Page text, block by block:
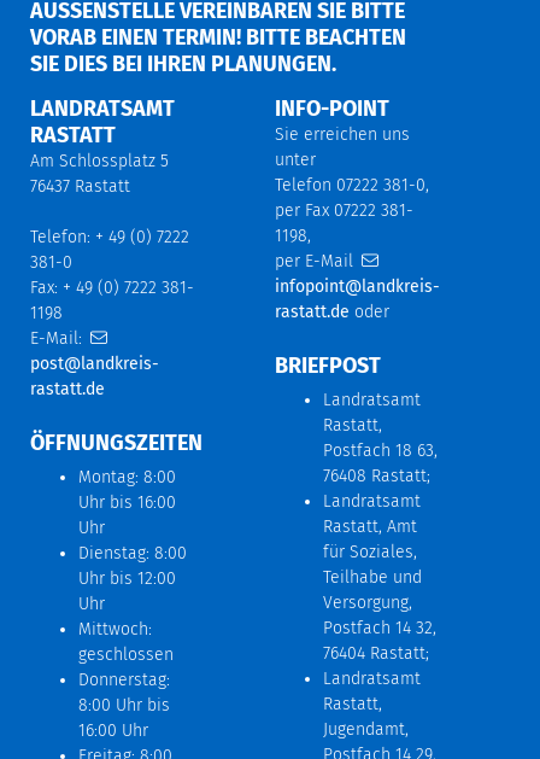
AUSSENSTELLE VEREINBAREN SIE BITTE V
ORAB EINEN TERMIN! BITTE BEACHTEN S
IE DIES BEI IHREN PLANUNGEN.
LANDRATSAMT
RASTATT
Am Schlossplatz 5
76437 Rastatt
Telefon: + 49 (0) 7222
381-0
Fax: + 49 (0) 7222 381-
1198
E-Mail:
post@landkreis-
rastatt.de
ÖFFNUNGSZEITEN
Montag: 8:00
Uhr bis 16:00
Uhr
Dienstag: 8:00
Uhr bis 12:00
Uhr
Mittwoch:
geschlossen
Donnerstag:
8:00 Uhr bis
16:00 Uhr
INFO-POINT
Sie erreichen uns
unter
Telefon 07222 381-0,
per Fax 07222 381-
1198,
per E-Mail
infopoint@landkreis-
rastatt.de oder
BRIEFPOST
Landratsamt
Rastatt,
Postfach 18 63,
76408 Rastatt;
Landratsamt
Rastatt, Amt
für Soziales,
Teilhabe und
Versorgung,
Postfach 14 32,
76404 Rastatt;
Landratsamt
Rastatt,
Jugendamt,
Postfach 14 29,